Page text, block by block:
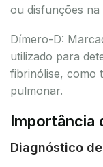
ou disfunções
Dímero-D:
utilizado para
fibrinólise, como
pulmonar.
Importância
Diagnóstico